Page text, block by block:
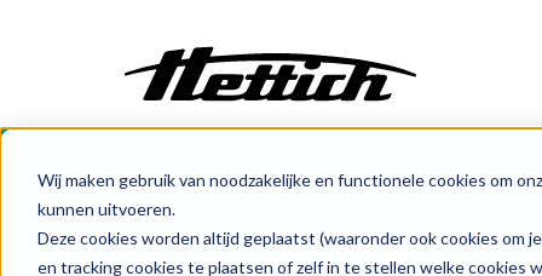
Wij maken gebruik van noodzakelijke en functionele cookies om
kunnen uitvoeren.
Deze cookies worden altijd geplaatst (waaronder ook cookies om
en tracking cookies te plaatsen of zelf in te stellen welke cookies
Maatwerk
Incubatoren
Centrifuges
Benelux Producten Centrifuges Tafelmodel